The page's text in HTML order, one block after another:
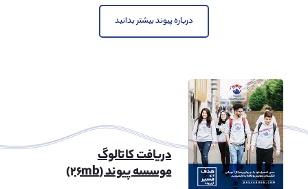
درباره پیوند بیشتر بدانید
دریافت کاتالوگ
موسسه پیوند (۲۶mb)